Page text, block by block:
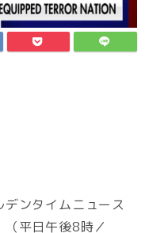
ンタイムニュース
平日午後8時／